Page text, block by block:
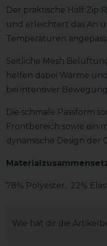
Der praktische Half Zip
und erleichtert das An
Temperaturen
Seitliche Mesh
helfen dabei Wärme
bei intensiver
Die schmale Passform
Frontbereich sowie ein
dynamische Design der
78% Polyester, 22%
Wie hat dir die